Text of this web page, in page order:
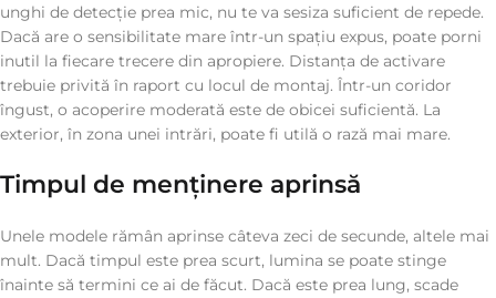
unghi de detecție prea mic, nu te va sesiza suficient de repede.
Dacă are o sensibilitate mare într-un spațiu expus, poate porni
inutil la fiecare trecere din apropiere. Distanța de activare
trebuie privită în raport cu locul de montaj. Într-un coridor
îngust, o acoperire moderată este de obicei suficientă. La
exterior, în zona unei intrări, poate fi utilă o rază mai mare.
Timpul de menținere aprinsă
Unele modele rămân aprinse câteva zeci de secunde, altele mai
mult. Dacă timpul este prea scurt, lumina se poate stinge
înainte să termini ce ai de făcut. Dacă este prea lung, scade